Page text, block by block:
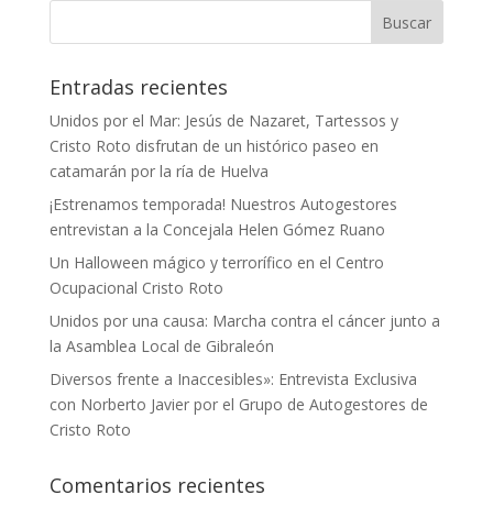
Entradas recientes
Unidos por el Mar: Jesús de Nazaret, Tartessos y
Cristo Roto disfrutan de un histórico paseo en
catamarán por la ría de Huelva
¡Estrenamos temporada! Nuestros Autogestores
entrevistan a la Concejala Helen Gómez Ruano
Un Halloween mágico y terrorífico en el Centro
Ocupacional Cristo Roto
Unidos por una causa: Marcha contra el cáncer junto a
la Asamblea Local de Gibraleón
Diversos frente a Inaccesibles»: Entrevista Exclusiva
con Norberto Javier por el Grupo de Autogestores de
Cristo Roto
Comentarios recientes